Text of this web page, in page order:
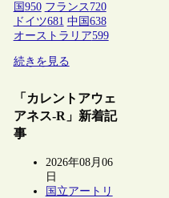
国 950 フランス 720
ドイツ681 中国 638
オーストラリア599
続きを見る
「カレントアウェ
アネス-R」新着記
事
2026年08月06
日
国立アートリ